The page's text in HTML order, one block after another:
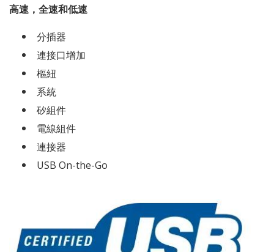
高速，全速和低速
分插器
連接口增加
樞紐
系統
矽組件
電線組件
連接器
USB On-the-Go